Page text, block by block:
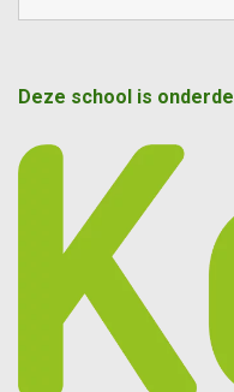
Deze school is